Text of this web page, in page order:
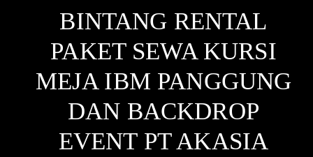
BINTANG RENTAL
PAKET SEWA KURSI
MEJA IBM PANGGUNG
DAN BACKDROP
EVENT PT AKASIA